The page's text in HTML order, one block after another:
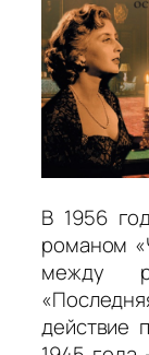
В 1956
романом
между
действие